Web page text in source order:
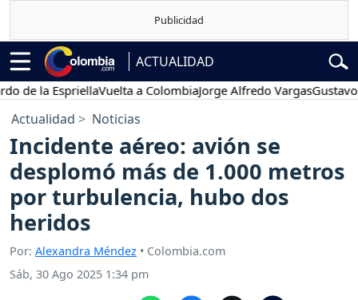
ACTUALIDAD
la EspriellaVuelta a ColombiaJorge Alfredo VargasGustavo
Actualidad Noticias
Incidente aéreo: avión se
desplomó más de 1.000 metros
por turbulencia, hubo dos
heridos
Por: Alexandra Méndez • Colombia.com
Sáb, 30 Ago 2025 1:34 pm